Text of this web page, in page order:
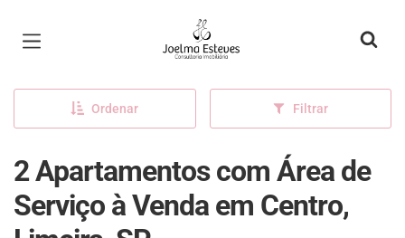
Página inicial
Ordenar Filtrar
2 Apartamentos com Área de
Serviço à Venda em Centro,